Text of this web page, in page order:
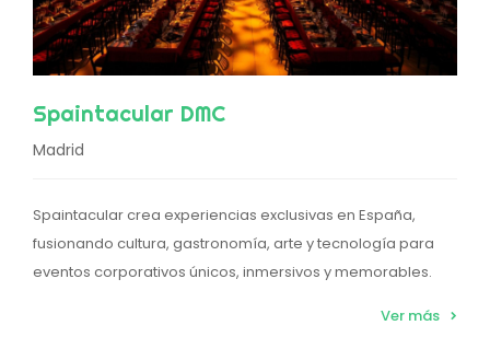
Spaintacular DMC
Madrid
Spaintacular crea experiencias exclusivas en España,
fusionando cultura, gastronomía, arte y tecnología para
eventos corporativos únicos, inmersivos y memorables.
Ver más